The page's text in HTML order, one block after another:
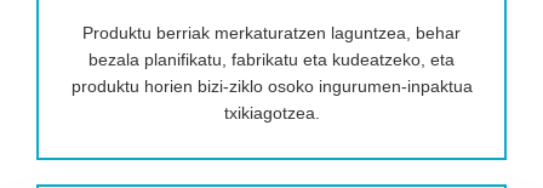
Produktu berriak merkaturatzen laguntzea, behar
bezala planifikatu, fabrikatu eta kudeatzeko, eta
produktu horien bizi-ziklo osoko ingurumen-inpaktua
txikiagotzea.